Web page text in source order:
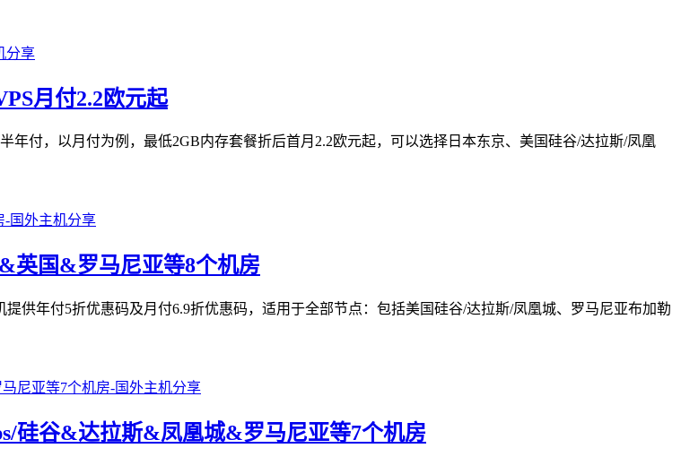
月付2.2欧元起
年付，以月付为例，最低2GB内存套餐折后首月2.2欧元起，可以选择日本东京、美国硅谷/达拉斯/凤凰
英国&罗马尼亚等8个机房
供年付5折优惠码及月付6.9折优惠码，适用于全部节点：包括美国硅谷/达拉斯/凤凰城、罗马尼亚布加勒
硅谷&达拉斯&凤凰城&罗马尼亚等7个机房